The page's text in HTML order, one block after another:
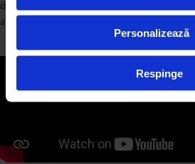
Personalizează
Respinge
din întreaga lume și duc mai departe
au făcut parte.